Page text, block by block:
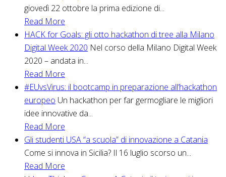
giovedì 22 ottobre la prima edizione di...
Read More
HACK for Goals: gli otto hackathon di tree alla Milano
Digital Week 2020 Nel corso della Milano Digital Week
2020 – andata in...
Read More
#EUvsVirus: il bootcamp in preparazione all’hackathon
europeo Un hackathon per far germogliare le migliori
idee innovative da...
Read More
Gli studenti USA “a scuola” di innovazione a Catania
Come si innova in Sicilia? Il 16 luglio scorso un...
Read More